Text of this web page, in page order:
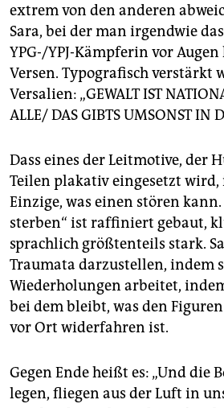
extrem von den anderen
Sara, bei der man irgendwie
YPG-/YPJ-Kämpferin vor
Versen. Typografisch verstärkt
Versalien: „GEWALT IST
ALLE/ DAS GIBTS UMSONST IN
Dass eines der Leitmotive, der
Teilen plakativ eingesetzt wird,
Einzige, was einen stören
sterben“ ist raffiniert gebaut,
sprachlich größtenteils stark.
Traumata darzustellen, indem
Wiederholungen arbeitet,
bei dem bleibt, was den
vor Ort widerfahren ist.
Gegen Ende heißt es: „Und die
legen, fliegen aus der Luft in